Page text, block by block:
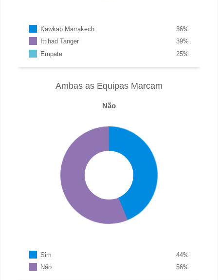
Kawkab Marrakech %
36
Ittihad Tanger
%
39
Empate
%
25
Ambas as Equipas Marcam
Não
Sim %
44
Não
%
56